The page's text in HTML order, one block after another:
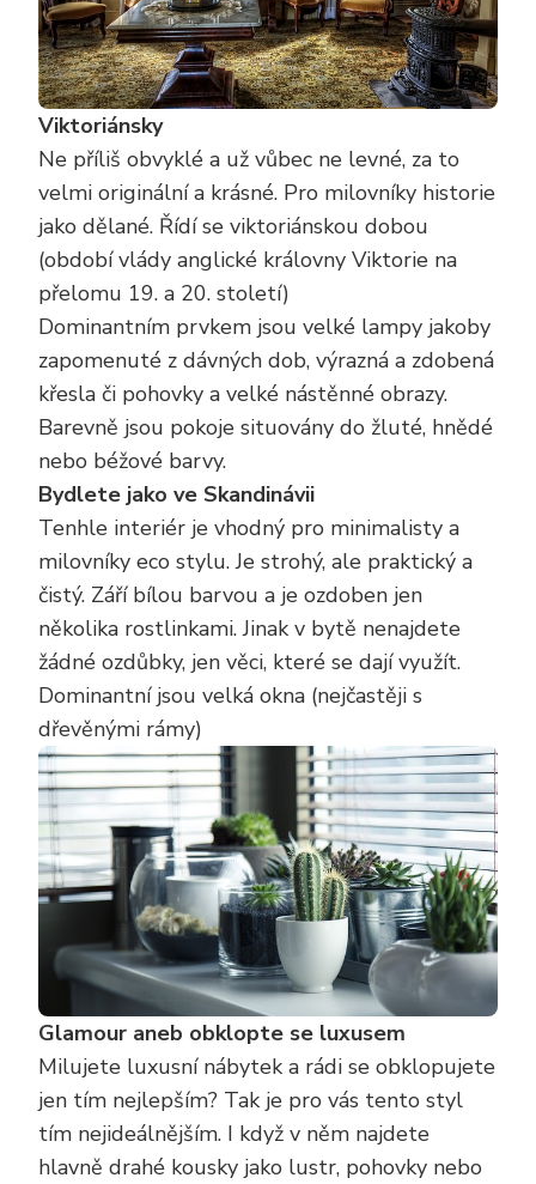
Viktoriánsky
Ne příliš obvyklé a už vůbec ne levné, za to
velmi originální a krásné. Pro milovníky historie
jako dělané. Řídí se viktoriánskou dobou
(období vlády anglické královny Viktorie na
přelomu 19. a 20. století)
Dominantním prvkem jsou velké lampy jakoby
zapomenuté z dávných dob, výrazná a zdobená
křesla či pohovky a velké nástěnné obrazy.
Barevně jsou pokoje situovány do žluté, hnědé
nebo béžové barvy.
Bydlete jako ve Skandinávii
Tenhle interiér je vhodný pro minimalisty a
milovníky eco stylu. Je strohý, ale praktický a
čistý. Září bílou barvou a je ozdoben jen
několika rostlinkami. Jinak v bytě nenajdete
žádné ozdůbky, jen věci, které se dají využít.
Dominantní jsou velká okna (nejčastěji s
dřevěnými rámy)
Glamour aneb obklopte se luxusem
Milujete luxusní nábytek a rádi se obklopujete
jen tím nejlepším? Tak je pro vás tento styl
tím nejideálnějším. I když v něm najdete
hlavně drahé kousky jako lustr, pohovky nebo